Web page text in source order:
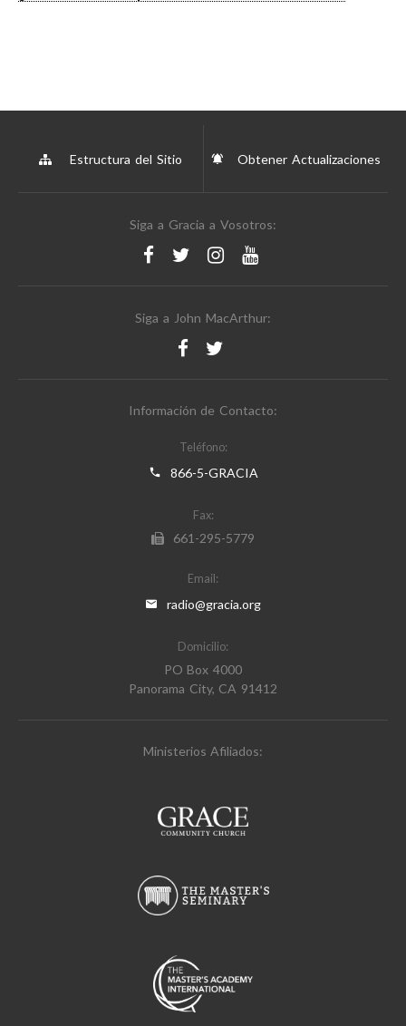
Estructura del Sitio Obtener Actualizaciones
Siga a Gracia a Vosotros:
Siga a John MacArthur:
Información de Contacto:
Teléfono:
866-5-GRACIA
Fax:
661-295-5779
Email:
radio@gracia.org
Domicilio:
PO Box 4000
Panorama City, CA 91412
Ministerios Afiliados: